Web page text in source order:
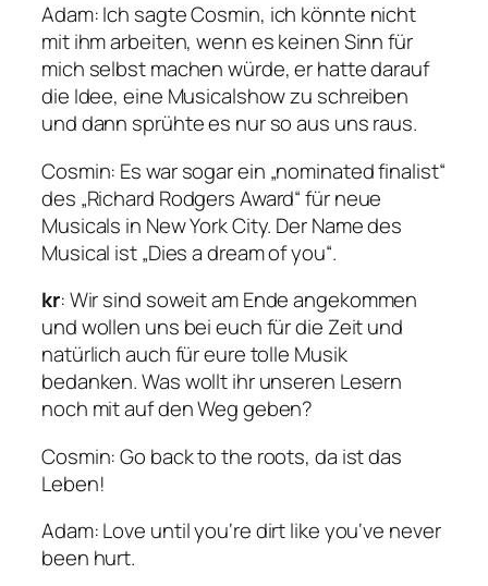
Adam: Ich sagte Cosmin, ich könnte nicht
mit ihm arbeiten, wenn es keinen Sinn für
mich selbst machen würde, er hatte darauf
die Idee, eine Musicalshow zu schreiben
und dann sprühte es nur so aus uns raus.
Cosmin: Es war sogar ein „nominated finalist“
des „Richard Rodgers Award“ für neue
Musicals in New York City. Der Name des
Musical ist „Dies a dream of you“.
kr: Wir sind soweit am Ende angekommen
und wollen uns bei euch für die Zeit und
natürlich auch für eure tolle Musik
bedanken. Was wollt ihr unseren Lesern
noch mit auf den Weg geben?
Cosmin: Go back to the roots, da ist das
Leben!
Adam: Love until you‘re dirt like you‘ve never
been hurt.